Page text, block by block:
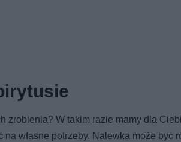
zrobienia? W takim razie mamy dla
własne potrzeby. Nalewka może być